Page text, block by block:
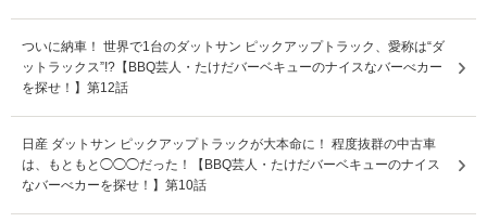
ついに納車！ 世界で1台のダットサン ピックアップトラック、愛称は“ダ
ットラックス”!?【BBQ芸人・たけだバーベキューのナイスなバーべカー
を探せ！】第12話
日産 ダットサン ピックアップトラックが大本命に！ 程度抜群の中古車
は、もともと◯◯◯だった！【BBQ芸人・たけだバーベキューのナイス
なバーべカーを探せ！】第10話